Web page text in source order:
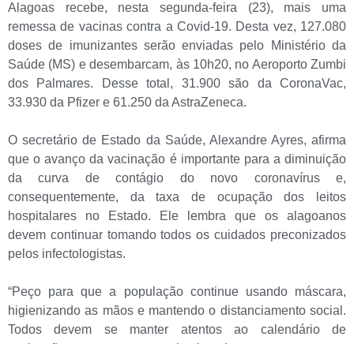
Alagoas recebe, nesta segunda-feira (23), mais uma
remessa de vacinas contra a Covid-19. Desta vez, 127.080
doses de imunizantes serão enviadas pelo Ministério da
Saúde (MS) e desembarcam, às 10h20, no Aeroporto Zumbi
dos Palmares. Desse total, 31.900 são da CoronaVac,
33.930 da Pfizer e 61.250 da AstraZeneca.
O secretário de Estado da Saúde, Alexandre Ayres, afirma
que o avanço da vacinação é importante para a diminuição
da curva de contágio do novo coronavírus e,
consequentemente, da taxa de ocupação dos leitos
hospitalares no Estado. Ele lembra que os alagoanos
devem continuar tomando todos os cuidados preconizados
pelos infectologistas.
“Peço para que a população continue usando máscara,
higienizando as mãos e mantendo o distanciamento social.
Todos devem se manter atentos ao calendário de